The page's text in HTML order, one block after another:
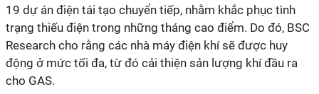
19 dự án điện tái tạo chuyển tiếp, nhằm khắc phục tình
trạng thiếu điện trong những tháng cao điểm. Do đó, BSC
Research cho rằng các nhà máy điện khí sẽ được huy
động ở mức tối đa, từ đó cải thiện sản lượng khí đầu ra
cho GAS.